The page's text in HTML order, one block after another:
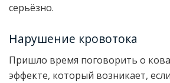
серьёзно.
Нарушение кровотока
Пришло время поговорить о
эффекте, который возникает,